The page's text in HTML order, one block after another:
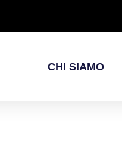
CHI SIAMO